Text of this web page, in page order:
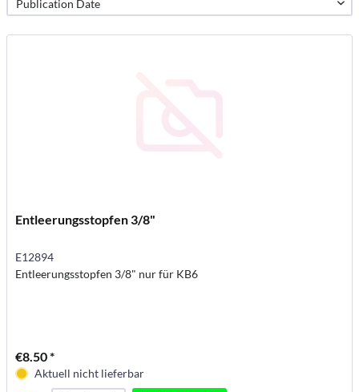
Entleerungsstopfen 3/8"
E12894
Entleerungsstopfen 3/8" nur für KB6
€8.50 *
Aktuell nicht lieferbar